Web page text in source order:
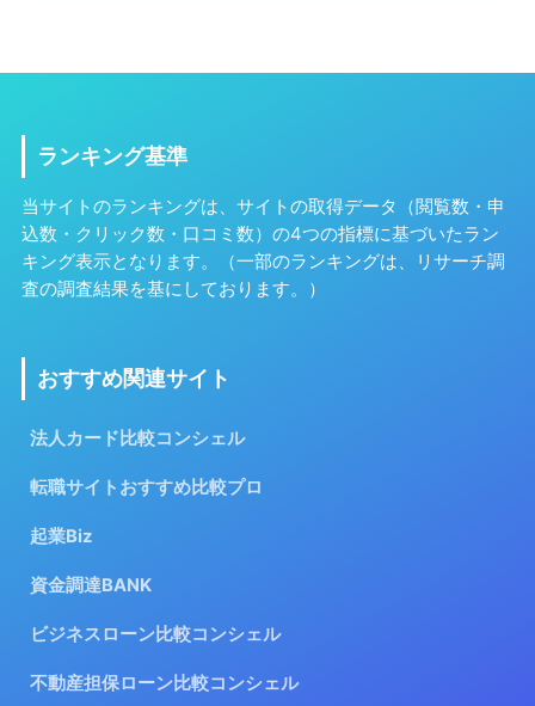
ランキング基準
当サイトのランキングは、サイトの取得データ（閲覧数・申
込数・クリック数・口コミ数）の4つの指標に基づいたラン
キング表示となります。（一部のランキングは、リサーチ調
査の調査結果を基にしております。）
おすすめ関連サイト
法人カード比較コンシェル
転職サイトおすすめ比較プロ
起業Biz
資金調達BANK
ビジネスローン比較コンシェル
不動産担保ローン比較コンシェル